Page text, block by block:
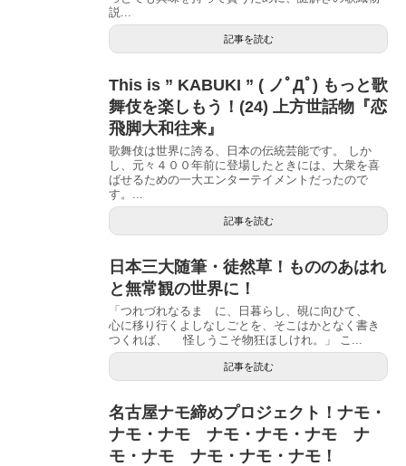
説...
記事を読む
This is ” KABUKI ” ( ノﾟДﾟ) もっと歌
舞伎を楽しもう！(24) 上方世話物『恋
飛脚大和往来』
歌舞伎は世界に誇る、日本の伝統芸能です。 しか
し、元々４００年前に登場したときには、大衆を喜
ばせるための一大エンターテイメントだったので
す。...
記事を読む
日本三大随筆・徒然草！もののあはれ
と無常観の世界に！
「つれづれなるまゝに、日暮らし、硯に向ひて、
心に移り行くよしなしごとを、そこはかとなく書き
つくれば、 怪しうこそ物狂ほしけれ。」 こ...
記事を読む
名古屋ナモ締めプロジェクト！ナモ・
ナモ・ナモ ナモ・ナモ・ナモ ナ
モ・ナモ ナモ・ナモ・ナモ！